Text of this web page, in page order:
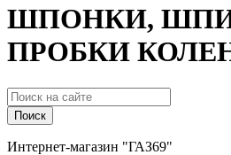
ШПОНКИ,
ПРОБКИ
Поиск
Интернет-магазин "ГАЗ69"